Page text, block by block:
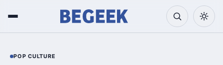
POP CULTURE